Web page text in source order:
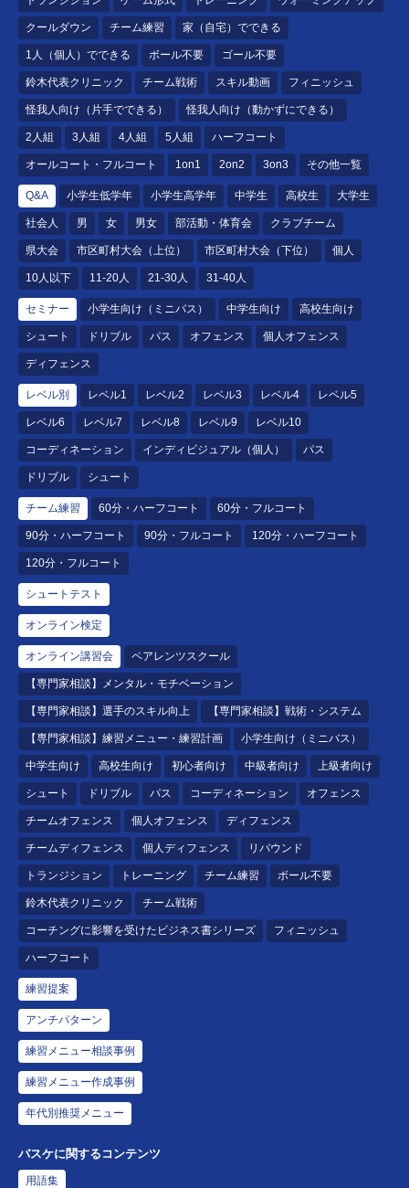
クールダウン チーム練習 家（自宅）でできる
1人（個人）でできる ボール不要 ゴール不要
鈴木代表クリニック チーム戦術 スキル動画 フィニッシュ
怪我人向け（片手でできる） 怪我人向け（動かずにできる）
2人組 3人組 4人組 5人組 ハーフコート
オールコート・フルコート 1on1 2on2 3on3 その他一覧
Q&A 小学生低学年 小学生高学年 中学生 高校生 大学生
社会人 男 女 男女 部活動・体育会 クラブチーム
県大会 市区町村大会（上位） 市区町村大会（下位） 個人
10人以下 11-20人 21-30人 31-40人
セミナー 小学生向け（ミニバス） 中学生向け 高校生向け
シュート ドリブル パス オフェンス 個人オフェンス
ディフェンス
レベル別 レベル1 レベル2 レベル3 レベル4 レベル5
レベル6 レベル7 レベル8 レベル9 レベル10
コーディネーション インディビジュアル（個人） パス
ドリブル シュート
チーム練習 60分・ハーフコート 60分・フルコート
90分・ハーフコート 90分・フルコート 120分・ハーフコート
120分・フルコート
シュートテスト
オンライン検定
オンライン講習会 ペアレンツスクール
【専門家相談】メンタル・モチベーション
【専門家相談】選手のスキル向上 【専門家相談】戦術・システム
【専門家相談】練習メニュー・練習計画 小学生向け（ミニバス）
中学生向け 高校生向け 初心者向け 中級者向け 上級者向け
シュート ドリブル パス コーディネーション オフェンス
チームオフェンス 個人オフェンス ディフェンス
チームディフェンス 個人ディフェンス リバウンド
トランジション トレーニング チーム練習 ボール不要
鈴木代表クリニック チーム戦術
コーチングに影響を受けたビジネス書シリーズ フィニッシュ
ハーフコート
練習提案
アンチパターン
練習メニュー相談事例
練習メニュー作成事例
年代別推奨メニュー
バスケに関するコンテンツ
用語集